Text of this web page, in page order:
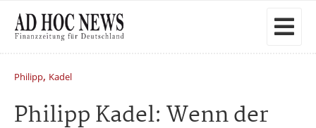
Philipp, Kadel
Philipp Kadel: Wenn der